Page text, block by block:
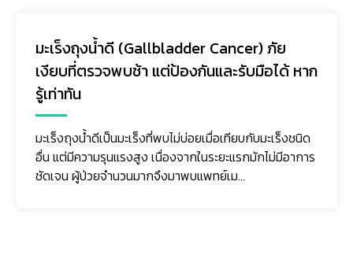
มะเร็งถุงน้ำดี (Gallbladder Cancer) ภัย
เงียบที่ตรวจพบช้า แต่ป้องกันและรับมือได้ หาก
รู้เท่าทัน
มะเร็งถุงน้ำดีเป็นมะเร็งที่พบไม่บ่อยเมื่อเทียบกับมะเร็งชนิด
อื่น แต่มีความรุนแรงสูง เนื่องจากในระยะแรกมักไม่มีอาการ
ชัดเจน ผู้ป่วยจำนวนมากจึงมาพบแพทย์เม...